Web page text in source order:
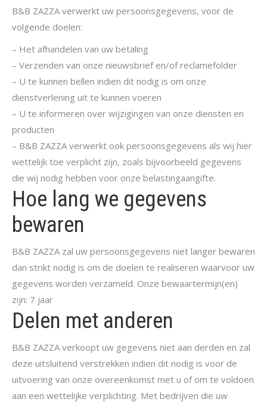
B&B ZAZZA verwerkt uw persoonsgegevens, voor de
volgende doelen:
– Het afhandelen van uw betaling
– Verzenden van onze nieuwsbrief en/of reclamefolder
– U te kunnen bellen indien dit nodig is om onze
dienstverlening uit te kunnen voeren
– U te informeren over wijzigingen van onze diensten en
producten
– B&B ZAZZA verwerkt ook persoonsgegevens als wij hier
wettelijk toe verplicht zijn, zoals bijvoorbeeld gegevens
die wij nodig hebben voor onze belastingaangifte.
Hoe lang we gegevens
bewaren
B&B ZAZZA zal uw persoonsgegevens niet langer bewaren
dan strikt nodig is om de doelen te realiseren waarvoor uw
gegevens worden verzameld. Onze bewaartermijn(en)
zijn: 7 jaar
Delen met anderen
B&B ZAZZA verkoopt uw gegevens niet aan derden en zal
deze uitsluitend verstrekken indien dit nodig is voor de
uitvoering van onze overeenkomst met u of om te voldoen
aan een wettelijke verplichting. Met bedrijven die uw